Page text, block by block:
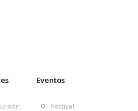
Eventos
Festival